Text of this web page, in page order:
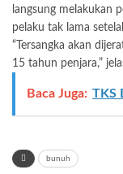
langsung melakukan
pelaku tak lama
“Tersangka akan
15 tahun penjara,”
Baca Juga: TKS
bunuh